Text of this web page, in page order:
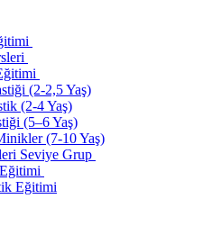
(2-2,5 Yaş)
(2-4 Yaş)
(5–6 Yaş)
(7-10 Yaş)
Seviye Grup
Eğitimi